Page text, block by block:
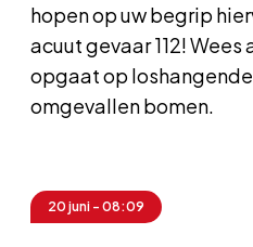
hopen op uw begrip
acuut gevaar 112! Wees
opgaat op
omgevallen bomen.
20 juni - 08:09